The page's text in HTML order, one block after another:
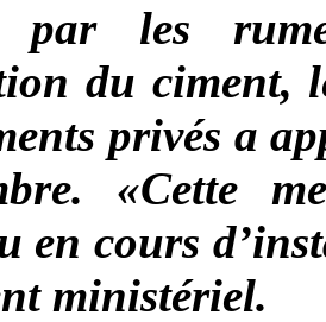
par les
du ciment,
privés a
«Cette
en cours
ministériel.